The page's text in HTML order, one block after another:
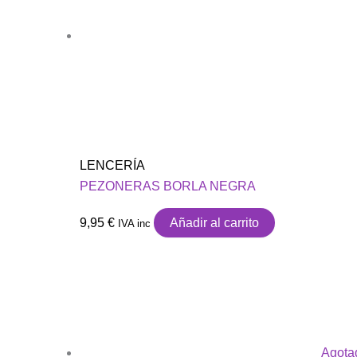
LENCERÍA
PEZONERAS BORLA NEGRA
9,95 € IVA inc Añadir al carrito